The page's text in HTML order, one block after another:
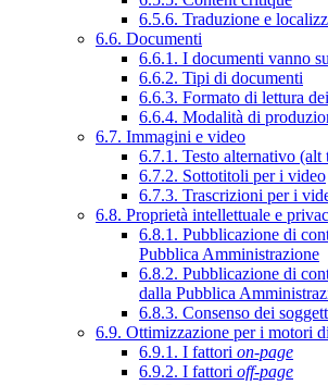
6.5.6. Traduzione e
6.6. Documenti
6.6.1. I documenti vanno
6.6.2. Tipi di documenti
6.6.3. Formato di lettura
6.6.4. Modalità di
6.7. Immagini e video
6.7.1. Testo alternativo
6.7.2. Sottotitoli per i video
6.7.3. Trascrizioni per i
6.8. Proprietà intellettuale e
6.8.1. Pubblicazione di
Pubblica Amministrazione
6.8.2. Pubblicazione di
dalla Pubblica
6.8.3. Consenso dei
6.9. Ottimizzazione per i motori
6.9.1. I fattori on-page
6.9.2. I fattori off-page